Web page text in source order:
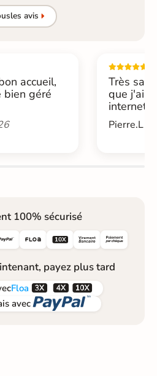
les avis
accueil,
bien géré
Très
que j'ai
internet....
Pierre.L -
100% sécurisé
 
payez plus tard
Floa  
avec 